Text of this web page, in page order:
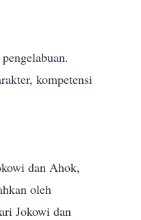
kompetensi
dan Ahok,
oleh
Jokowi dan